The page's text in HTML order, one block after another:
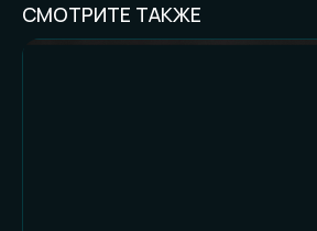
СМОТРИТЕ ТАКЖЕ